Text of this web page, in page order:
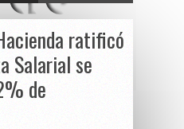
ratificó
Salarial se
de